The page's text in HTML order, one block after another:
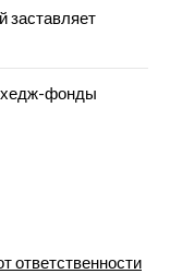
заставляет
хедж-фонды
ответственности